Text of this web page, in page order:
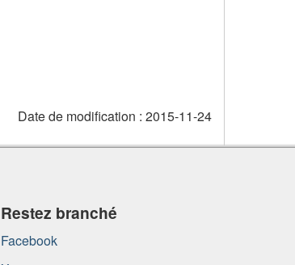
Date de modification : 2015-11-24
Restez branché
Facebook